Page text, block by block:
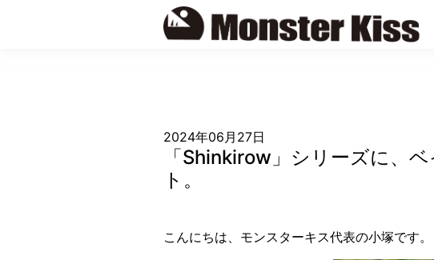
2024年06月27日
「Shinkirow」シリーズに、
ト。
こんにちは、モンスターキス代表の小塚です。